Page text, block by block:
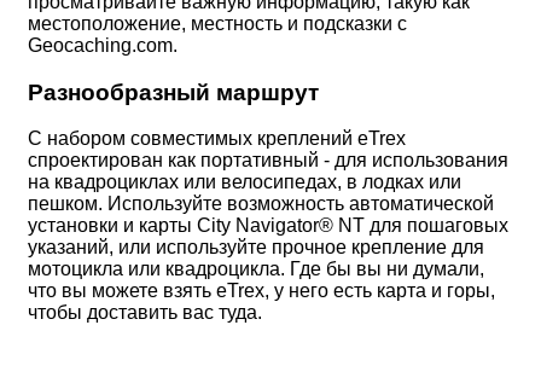
местоположение, местность и подсказки с
Geocaching.com.
Разнообразный маршрут
С набором совместимых креплений eTrex
спроектирован как портативный - для использования
на квадроциклах или велосипедах, в лодках или
пешком. Используйте возможность автоматической
установки и карты City Navigator® NT для пошаговых
указаний, или используйте прочное крепление для
мотоцикла или квадроцикла. Где бы вы ни думали,
что вы можете взять eTrex, у него есть карта и горы,
чтобы доставить вас туда.